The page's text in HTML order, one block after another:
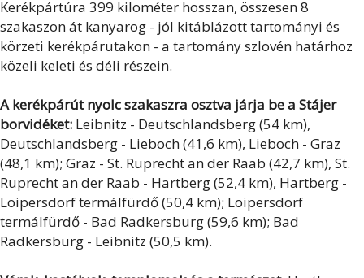
Kerékpártúra 399 kilométer hosszan, összesen 8
szakaszon át kanyarog - jól kitáblázott tartományi és
körzeti kerékpárutakon - a tartomány szlovén határhoz
közeli keleti és déli részein.
A kerékpárút nyolc szakaszra osztva járja be a Stájer
borvidéket: Leibnitz - Deutschlandsberg (54 km),
Deutschlandsberg - Lieboch (41,6 km), Lieboch - Graz
(48,1 km); Graz - St. Ruprecht an der Raab (42,7 km), St.
Ruprecht an der Raab - Hartberg (52,4 km), Hartberg -
Loipersdorf termálfürdő (50,4 km); Loipersdorf
termálfürdő - Bad Radkersburg (59,6 km); Bad
Radkersburg - Leibnitz (50,5 km).